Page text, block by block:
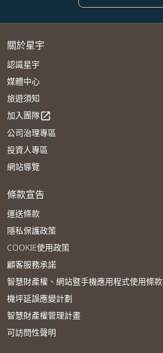
關於星宇
認識星宇
媒體中心
旅遊須知
加入團隊open_in_new
公司治理專區
投資人專區
網站導覽
條款宣告
運送條款
隱私保護政策
COOKIE使用政策
顧客服務承諾
智慧財產權、網站暨手機應用程式使用條款
機坪延誤應變計劃
智慧財產權管理計畫
可訪問性聲明